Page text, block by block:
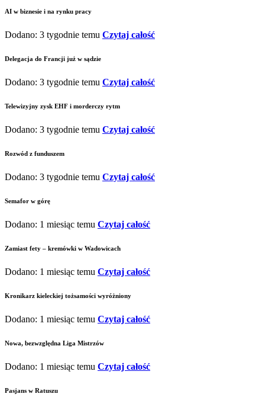
AI w biznesie i na rynku pracy
Dodano: 3 tygodnie temu Czytaj całość
Delegacja do Francji już w sądzie
Dodano: 3 tygodnie temu Czytaj całość
Telewizyjny zysk EHF i morderczy rytm
Dodano: 3 tygodnie temu Czytaj całość
Rozwód z funduszem
Dodano: 3 tygodnie temu Czytaj całość
Semafor w górę
Dodano: 1 miesiąc temu Czytaj całość
Zamiast fety – kremówki w Wadowicach
Dodano: 1 miesiąc temu Czytaj całość
Kronikarz kieleckiej tożsamości wyróżniony
Dodano: 1 miesiąc temu Czytaj całość
Nowa, bezwzględna Liga Mistrzów
Dodano: 1 miesiąc temu Czytaj całość
Pasjans w Ratuszu